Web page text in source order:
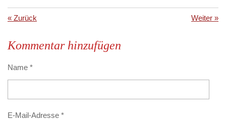
« Zurück Weiter »
Kommentar hinzufügen
Name *
E-Mail-Adresse *